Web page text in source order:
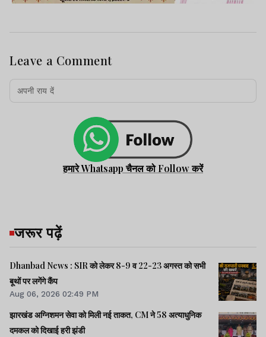
Leave a Comment
हमारे Whatsapp चैनल को Follow करें
जरूर पढ़ें
Dhanbad News : SIR को लेकर 8-9 व 22-23 अगस्त को सभी
बूथों पर लगेंगे कैंप
Aug 06, 2026 02:49 PM
झारखंड अग्निशमन सेवा को मिली नई ताकत, CM ने 58 अत्याधुनिक
दमकल को दिखाई हरी झंडी